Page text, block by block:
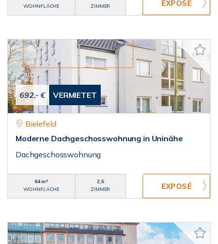
WOHNFLÄCHE
ZIMMER
692,- € VERMIETET
Bielefeld
Moderne Dachgeschosswohnung in Uninähe
Dachgeschosswohnung
64 m²
WOHNFLÄCHE
2,5
ZIMMER